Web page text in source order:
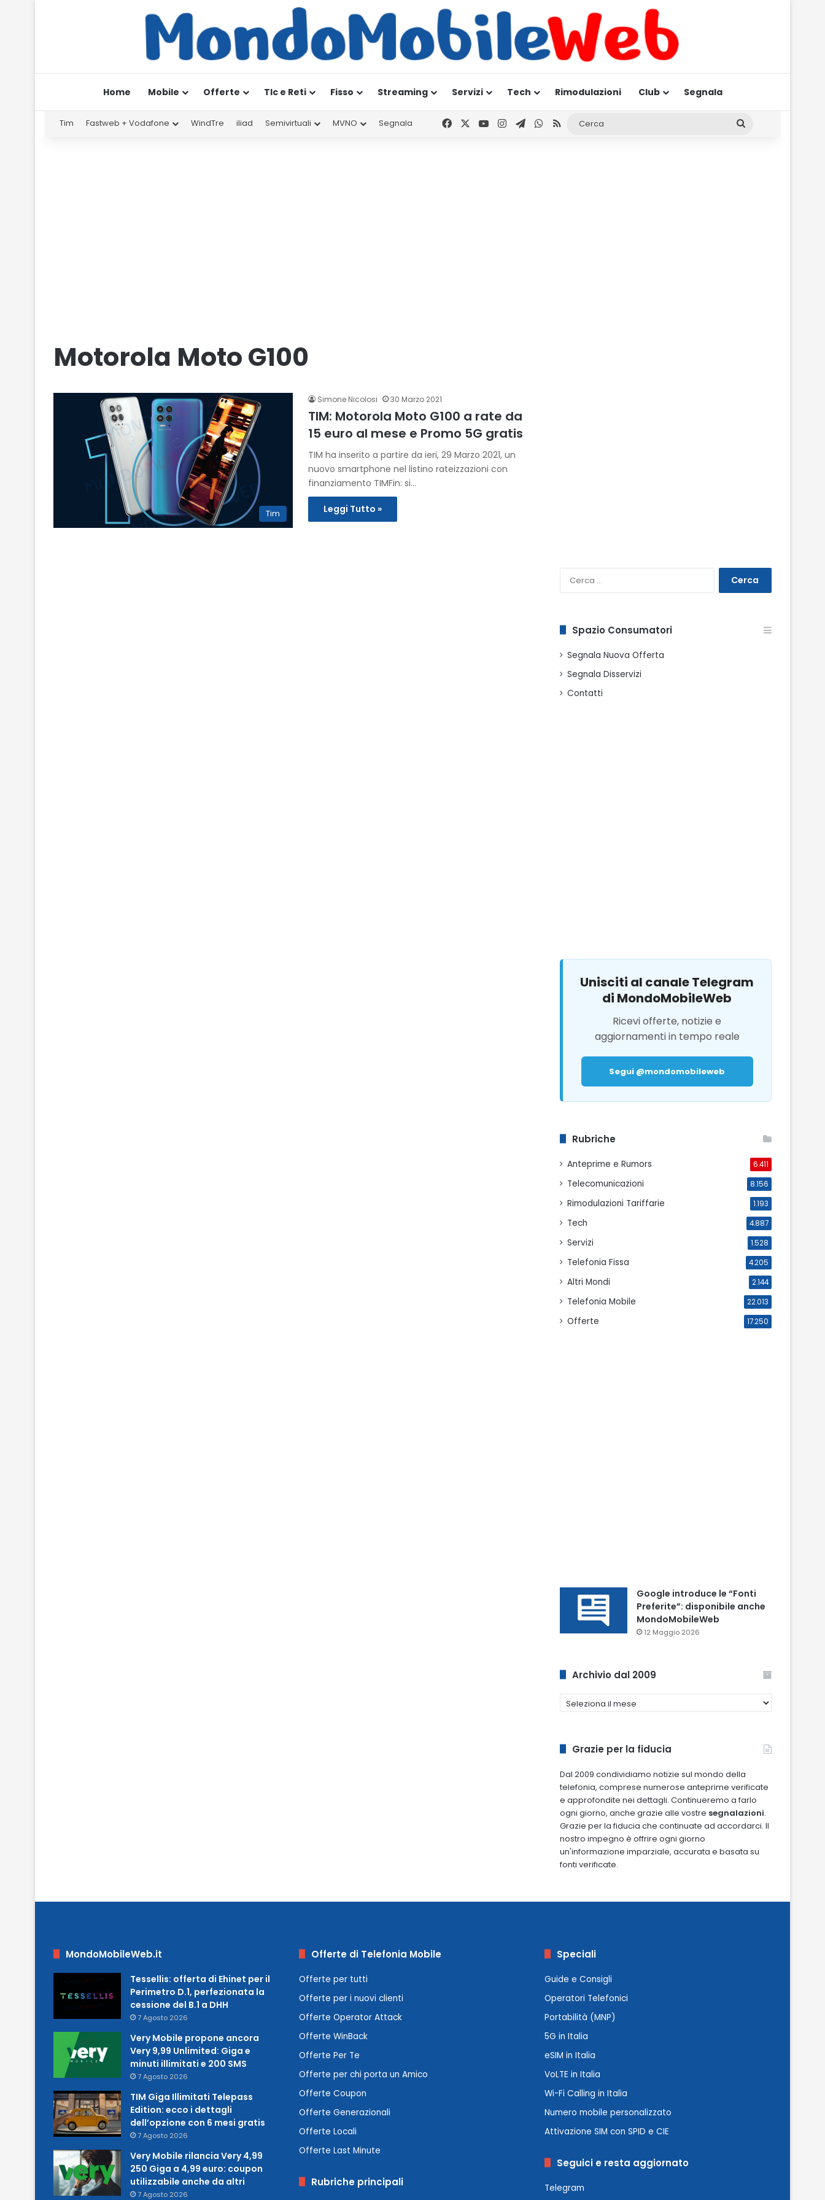
Home Mobile Offerte Tlc e Reti Fisso Streaming Servizi Tech Rimodulazioni Club Segnala
Tim Fastweb + Vodafone WindTre iliad Semivirtuali MVNO Segnala FacebookYou TubeInstagram
Telegram
WhatsApp
RSS Cerca
Motorola Moto G100
Tim
Simone Nicolosi 30 Marzo 2021
TIM: Motorola Moto G100 a rate da
15 euro al mese e Promo 5G gratis
TIM ha inserito a partire da ieri, 29 Marzo 2021, un
nuovo smartphone nel listino rateizzazioni con
finanziamento TIMFin: si…
Leggi Tutto »
Spazio Consumatori
Segnala Nuova Offerta
Segnala Disservizi
Contatti
Unisciti al canale Telegram
di MondoMobileWeb
Ricevi offerte, notizie e
aggiornamenti in tempo reale
Segui @mondomobileweb
Rubriche
Anteprime e Rumors 6.411
Telecomunicazioni 8.156
Rimodulazioni Tariffarie 1.193
Tech 4.887
Servizi 1.528
Telefonia Fissa 4.205
Altri Mondi 2.144
Telefonia Mobile 22.013
Offerte 17.250
Google introduce le “Fonti
Preferite”: disponibile anche
MondoMobileWeb
12 Maggio 2026
Archivio dal 2009
Archivio
dal
Grazie per la fiducia
Dal 2009 condividiamo notizie sul mondo della
telefonia, comprese numerose anteprime verificate
e approfondite nei dettagli. Continueremo a farlo
ogni giorno, anche grazie alle vostre segnalazioni.
Grazie per la fiducia che continuate ad accordarci. Il
nostro impegno è offrire ogni giorno
un'informazione imparziale, accurata e basata su
fonti verificate.
MondoMobileWeb.it
Tessellis: offerta di Ehinet per il
Perimetro D.1, perfezionata la
cessione del B.1 a DHH
7 Agosto 2026
Very Mobile propone ancora
Very 9,99 Unlimited: Giga e
minuti illimitati e 200 SMS
7 Agosto 2026
TIM Giga Illimitati Telepass
Edition: ecco i dettagli
dell’opzione con 6 mesi gratis
7 Agosto 2026
Very Mobile rilancia Very 4,99
250 Giga a 4,99 euro: coupon
utilizzabile anche da altri
7 Agosto 2026
Offerte di Telefonia Mobile
Offerte per tutti
Offerte per i nuovi clienti
Offerte Operator Attack
Offerte WinBack
Offerte Per Te
Offerte per chi porta un Amico
Offerte Coupon
Offerte Generazionali
Offerte Locali
Offerte Last Minute
Rubriche principali
Speciali
Guide e Consigli
Operatori Telefonici
Portabilità (MNP)
5G in Italia
eSIM in Italia
VoLTE in Italia
Wi-Fi Calling in Italia
Numero mobile personalizzato
Attivazione SIM con SPID e CIE
Seguici e resta aggiornato
Telegram